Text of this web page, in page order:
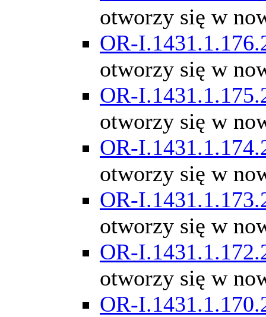
otworzy się w
OR-
otworzy się w
OR-
otworzy się w
OR-
otworzy się w
OR-
otworzy się w
OR-
otworzy się w
OR-